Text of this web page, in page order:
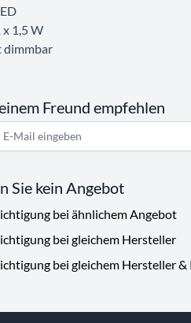
x 1,5 W
dimmbar
Freund empfehlen
Sie kein Angebot
bei ähnlichem Angebot
bei gleichem Hersteller
bei gleichem Hersteller